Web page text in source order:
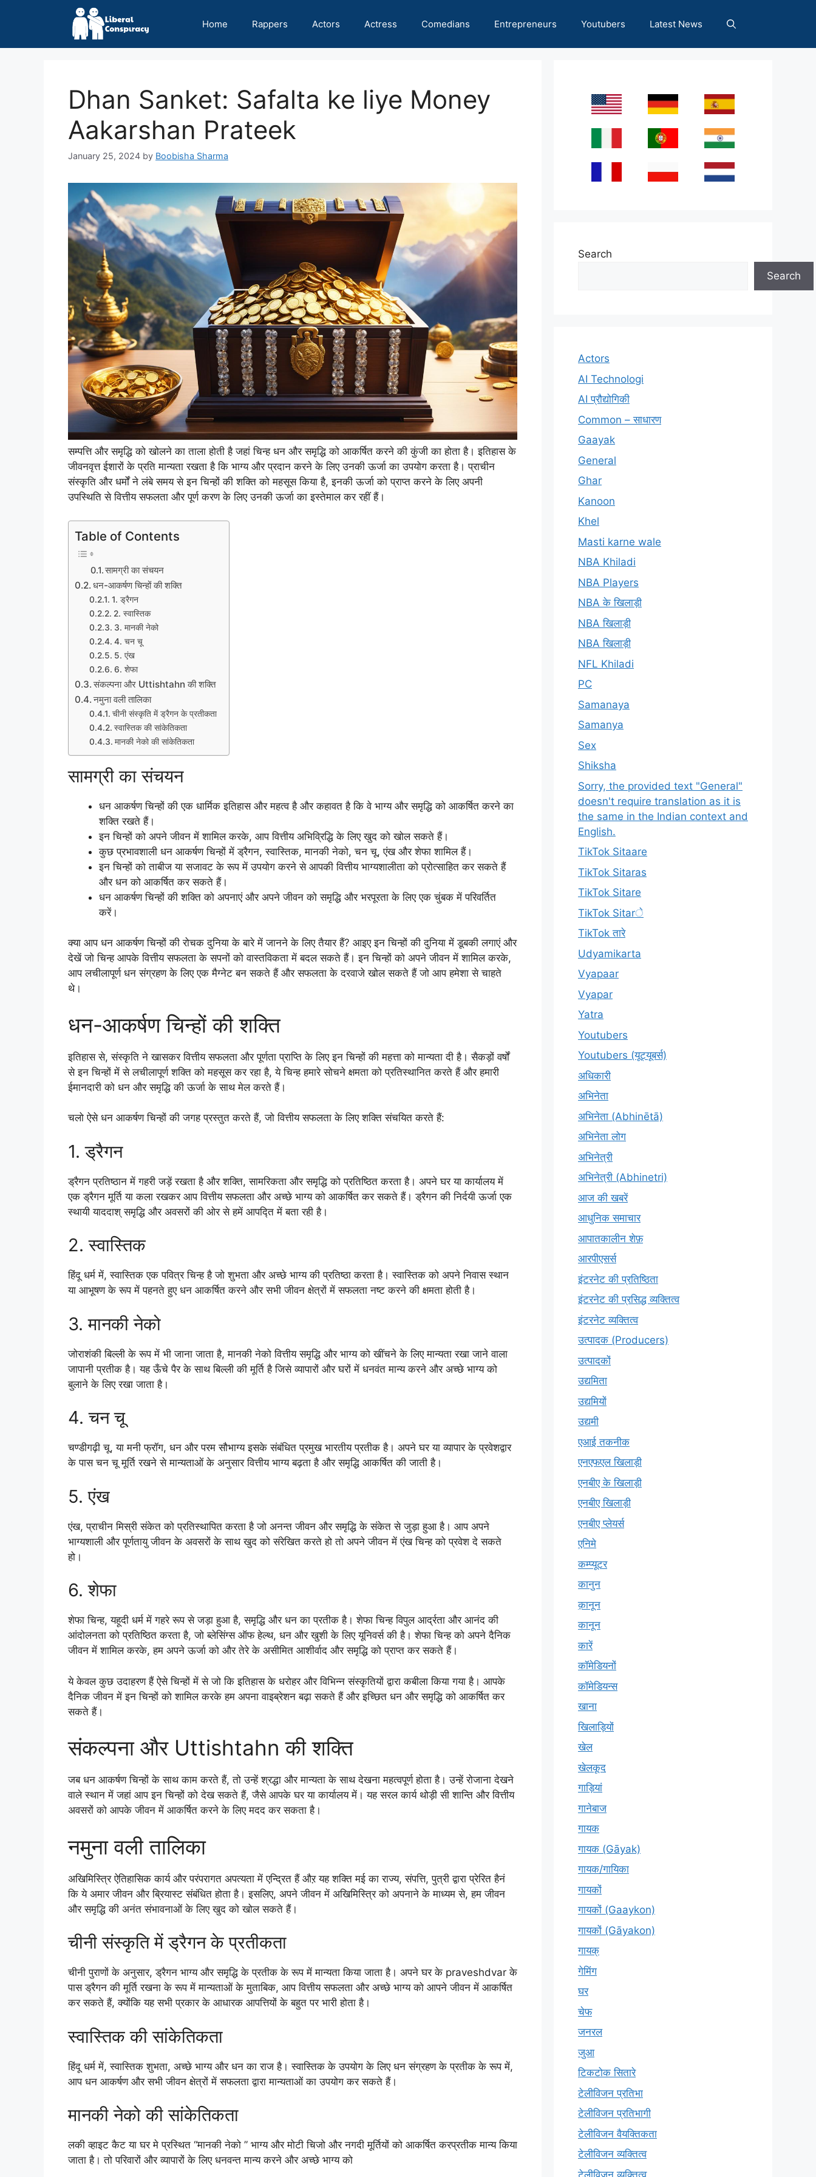
Home Rappers Actors Actress Comedians Entrepreneurs Youtubers Latest News
Dhan Sanket: Safalta ke liye Money
Aakarshan Prateek
January 25, 2024 by Boobisha Sharma
सम्पत्ति और समृद्धि को खोलने का ताला होती है जहां चिन्ह धन और समृद्धि को आकर्षित करने की कुंजी का होता है। इतिहास के
जीवनवृत्त ईशारों के प्रति मान्यता रखता है कि भाग्य और प्रदान करने के लिए उनकी ऊर्जा का उपयोग करता है। प्राचीन
संस्कृति और धर्मों ने लंबे समय से इन चिन्हों की शक्ति को महसूस किया है, इनकी ऊर्जा को प्राप्त करने के लिए अपनी
उपस्थिति से वित्तीय सफलता और पूर्ण करण के लिए उनकी ऊर्जा का इस्तेमाल कर रहीं हैं।
Table of Contents
सामग्री का संचयन
धन-आकर्षण चिन्हों की शक्ति
1. ड्रैगन
2. स्वास्तिक
3. मानकी नेको
4. चन चू
5. एंख
6. शेफा
संकल्पना और Uttishtahn की शक्ति
नमुना वली तालिका
चीनी संस्कृति में ड्रैगन के प्रतीकता
स्वास्तिक की सांकेतिकता
मानकी नेको की सांकेतिकता
सामग्री का संचयन
धन आकर्षण चिन्हों की एक धार्मिक इतिहास और महत्व है और कहावत है कि वे भाग्य और समृद्धि को आकर्षित करने का
शक्ति रखते हैं।
इन चिन्हों को अपने जीवन में शामिल करके, आप वित्तीय अभिव्रिद्धि के लिए खुद को खोल सकते हैं।
कुछ प्रभावशाली धन आकर्षण चिन्हों में ड्रैगन, स्वास्तिक, मानकी नेको, चन चू, एंख और शेफा शामिल हैं।
इन चिन्हों को ताबीज या सजावट के रूप में उपयोग करने से आपकी वित्तीय भाग्यशालीता को प्रोत्साहित कर सकते हैं
और धन को आकर्षित कर सकते हैं।
धन आकर्षण चिन्हों की शक्ति को अपनाएं और अपने जीवन को समृद्धि और भरपूरता के लिए एक चुंबक में परिवर्तित
करें।
क्या आप धन आकर्षण चिन्हों की रोचक दुनिया के बारे में जानने के लिए तैयार हैं? आइए इन चिन्हों की दुनिया में डूबकी लगाएं और
देखें जो चिन्ह आपके वित्तीय सफलता के सपनों को वास्तविकता में बदल सकते हैं। इन चिन्हों को अपने जीवन में शामिल करके,
आप लचीलापूर्ण धन संग्रहण के लिए एक मैग्नेट बन सकते हैं और सफलता के दरवाजे खोल सकते हैं जो आप हमेशा से चाहते
थे।
धन-आकर्षण चिन्हों की शक्ति
इतिहास से, संस्कृति ने खासकर वित्तीय सफलता और पूर्णता प्राप्ति के लिए इन चिन्हों की महत्ता को मान्यता दी है। सैकड़ों वर्षों
से इन चिन्हों में से लचीलापूर्ण शक्ति को महसूस कर रहा है, ये चिन्ह हमारे सोचने क्षमता को प्रतिस्थानित करते हैं और हमारी
ईमानदारी को धन और समृद्धि की ऊर्जा के साथ मेल करते हैं।
चलो ऐसे धन आकर्षण चिन्हों की जगह प्रस्तुत करते हैं, जो वित्तीय सफलता के लिए शक्ति संचयित करते हैं:
1. ड्रैगन
ड्रैगन प्रतिष्ठान में गहरी जड़ें रखता है और शक्ति, सामरिकता और समृद्धि को प्रतिष्ठित करता है। अपने घर या कार्यालय में
एक ड्रैगन मूर्ति या कला रखकर आप वित्तीय सफलता और अच्छे भाग्य को आकर्षित कर सकते हैं। ड्रैगन की निर्दयी ऊर्जा एक
स्थायी याददाश् समृद्धि और अवसरों की ओर से हमें आपद्ति में बता रही है।
2. स्वास्तिक
हिंदू धर्म में, स्वास्तिक एक पवित्र चिन्ह है जो शुभता और अच्छे भाग्य की प्रतिष्ठा करता है। स्वास्तिक को अपने निवास स्थान
या आभूषण के रूप में पहनते हुए धन आकर्षित करने और सभी जीवन क्षेत्रों में सफलता नष्ट करने की क्षमता होती है।
3. मानकी नेको
जोराशंकी बिल्ली के रूप में भी जाना जाता है, मानकी नेको वित्तीय समृद्धि और भाग्य को खींचने के लिए मान्यता रखा जाने वाला
जापानी प्रतीक है। यह ऊँचे पैर के साथ बिल्ली की मूर्ति है जिसे व्यापारों और घरों में धनवंत मान्य करने और अच्छे भाग्य को
बुलाने के लिए रखा जाता है।
4. चन चू
चण्डीगढ़ी चू, या मनी फ्रॉग, धन और परम सौभाग्य इसके संबंधित प्रमुख भारतीय प्रतीक है। अपने घर या व्यापार के प्रवेशद्वार
के पास चन चू मूर्ति रखने से मान्यताओं के अनुसार वित्तीय भाग्य बढ़ता है और समृद्धि आकर्षित की जाती है।
5. एंख
एंख, प्राचीन मिस्री संकेत को प्रतिस्थापित करता है जो अनन्त जीवन और समृद्धि के संकेत से जुड़ा हुआ है। आप अपने
भाग्यशाली और पूर्णतायु जीवन के अवसरों के साथ खुद को संरेखित करते हो तो अपने जीवन में एंख चिन्ह को प्रवेश दे सकते
हो।
6. शेफा
शेफा चिन्ह, यहूदी धर्म में गहरे रूप से जड़ा हुआ है, समृद्धि और धन का प्रतीक है। शेफा चिन्ह विपुल आर्द्रता और आनंद की
आंदोलनता को प्रतिष्ठित करता है, जो ब्लेसिंग्स ऑफ हेल्थ, धन और खुशी के लिए यूनिवर्स की है। शेफा चिन्ह को अपने दैनिक
जीवन में शामिल करके, हम अपने ऊर्जा को और तेरे के असीमित आशीर्वाद और समृद्धि को प्राप्त कर सकते हैं।
ये केवल कुछ उदाहरण हैं ऐसे चिन्हों में से जो कि इतिहास के धरोहर और विभिन्न संस्कृतियों द्वारा कबीला किया गया है। आपके
दैनिक जीवन में इन चिन्हों को शामिल करके हम अपना वाइब्रेशन बढ़ा सकते हैं और इच्छित धन और समृद्धि को आकर्षित कर
सकते हैं।
संकल्पना और Uttishtahn की शक्ति
जब धन आकर्षण चिन्हों के साथ काम करते हैं, तो उन्हें श्रद्धा और मान्यता के साथ देखना महत्वपूर्ण होता है। उन्हें रोजाना देखने
वाले स्थान में जहां आप इन चिन्हों को देख सकते हैं, जैसे आपके घर या कार्यालय में। यह सरल कार्य थोड़ी सी शान्ति और वित्तीय
अवसरों को आपके जीवन में आकर्षित करने के लिए मदद कर सकता है।
नमुना वली तालिका
अखिमिस्त्रि ऐतिहासिक कार्य और परंपरागत अपत्यता में एन्द्रित हैं औऱ यह शक्ति मई का राज्य, संपत्ति, पुत्री द्वारा प्रेरित हैनं
कि ये अमार जीवन और ब्रियास्ट संबंधित होता है। इसलिए, अपने जीवन में अखिमिस्त्रि को अपनाने के माध्यम से, हम जीवन
और समृद्धि की अनंत संभावनाओं के लिए खुद को खोल सकते हैं।
चीनी संस्कृति में ड्रैगन के प्रतीकता
चीनी पुराणों के अनुसार, ड्रैगन भाग्य और समृद्धि के प्रतीक के रूप में मान्यता किया जाता है। अपने घर के praveshdvar के
पास ड्रैगन की मूर्ति रखना के रूप में मान्यताओं के मुताबिक, आप वित्तीय सफलता और अच्छे भाग्य को आपने जीवन में आकर्षित
कर सकते हैं, क्योंकि यह सभी प्रकार के आधारक आपत्तियों के बहुत पर भारी होता है।
स्वास्तिक की सांकेतिकता
हिंदू धर्म में, स्वास्तिक शुभता, अच्छे भाग्य और धन का राज है। स्वास्तिक के उपयोग के लिए धन संग्रहण के प्रतीक के रूप में,
आप धन आकर्षण और सभी जीवन क्षेत्रों में सफलता द्वारा मान्यताओं का उपयोग कर सकते हैं।
मानकी नेको की सांकेतिकता
लकी व्हाइट कैट या घर मे प्रस्थित “मानकी नेको ” भाग्य और मोटी चिजो और नगदी मूर्तियों को आकर्षित करप्रतीक मान्य किया
जाता है। तो परिवारों और व्यापारों के लिए धनवन्त मान्य करने और अच्छे भाग्य को
Search
Search
Actors
AI Technologi
AI प्रौद्योगिकी
Common – साधारण
Gaayak
General
Ghar
Kanoon
Khel
Masti karne wale
NBA Khiladi
NBA Players
NBA के खिलाड़ी
NBA खिलाड़ी
NBA खिलाड़ी
NFL Khiladi
PC
Samanaya
Samanya
Sex
Shiksha
Sorry, the provided text "General"
doesn't require translation as it is
the same in the Indian context and
English.
TikTok Sitaare
TikTok Sitaras
TikTok Sitare
TikTok Sitarे
TikTok तारे
Udyamikarta
Vyapaar
Vyapar
Yatra
Youtubers
Youtubers (यूट्यूबर्स)
अधिकारी
अभिनेता
अभिनेता (Abhinētā)
अभिनेता लोग
अभिनेत्री
अभिनेत्री (Abhinetri)
आज की खबरें
आधुनिक समाचार
आपातकालीन शेफ़
आरपीएसर्स
इंटरनेट की प्रतिष्ठिता
इंटरनेट की प्रसिद्ध व्यक्तित्व
इंटरनेट व्यक्तित्व
उत्पादक (Producers)
उत्पादकों
उद्यमिता
उद्यमियों
उद्यमी
एआई तकनीक
एनएफएल खिलाड़ी
एनबीए के खिलाड़ी
एनबीए खिलाड़ी
एनबीए प्लेयर्स
एनिमे
कम्प्यूटर
कानुन
क़ानून
कानून
कारें
कॉमेडियनों
कॉमेडियन्स
खाना
खिलाड़ियों
खेल
खेलकूद
गाड़ियां
गानेबाज
गायक
गायक (Gāyak)
गायक/गायिका
गायकों
गायकों (Gaaykon)
गायकों (Gāyakon)
गायक्
गेमिंग
घर
चेफ
जनरल
जुआ
टिकटोक सितारे
टेलीविजन प्रतिभा
टेलीविजन प्रतिभागी
टेलीविजन वैयक्तिकता
टेलीविजन व्यक्तित्व
टेलीविज़न व्यक्तित्व